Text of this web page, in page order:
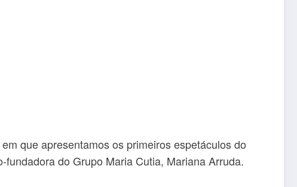
que apresentamos os primeiros espetáculos do
do Grupo Maria Cutia, Mariana Arruda.